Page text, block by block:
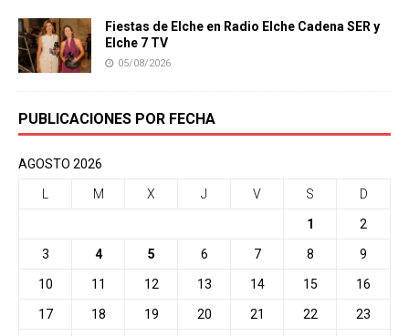
Fiestas de Elche en Radio Elche Cadena SER y
Elche 7 TV
05/08/2026
PUBLICACIONES POR FECHA
AGOSTO 2026
L M X J V S D
1 2
3 4 5 6 7 8 9
10 11 12 13 14 15 16
17 18 19 20 21 22 23